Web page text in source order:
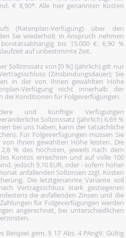
€ 8,90*. Alle hier genannten Kosten
(Ratenplan-Verfügung) über den
Sie wiederholt in Anspruch nehmen
bis 15.000 €. 6,90 %
auf unbestimmte Zeit.
Sollzinssatz von [0 %] (jährlich) gilt nur
(Zinsbindungsdauer); Sie
in der von Ihnen gewählten Höhe
Verfügung nicht innerhalb der
die Konditionen für Folgeverfügungen.
und künftige Verfügungen
Sollzinssatz (jährlich) 6,69 %
bei uns haben, kann der tatsächliche
Für Folgeverfügungen müssen Sie
Ihnen gewählten Höhe leisten. Die
% des höchsten, jeweils nach dem
Kontos erreichten und auf volle 100
jedoch 9,10 EUR, oder - sofern höher
anfallenden Sollzinsen zzgl. Kosten
Die letztgenannte Variante soll
Vertragsschluss stark gestiegenen
die anfallenden Zinsen und die
für Folgeverfügungen werden
angerechnet, bei unterschiedlichen
Beispiel gem. § 17 Abs. 4 PAngV. Gültig